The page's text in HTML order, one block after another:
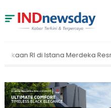
Dibuka Hari Ini 5 Agustus